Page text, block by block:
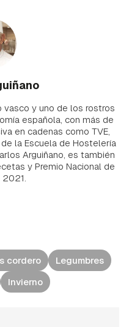
vasco y uno de los rostros
española, con más de
en cadenas como TVE,
la Escuela de Hostelería
Arguiñano, es también
y Premio Nacional de
2021.
cordero
Legumbres
Invierno